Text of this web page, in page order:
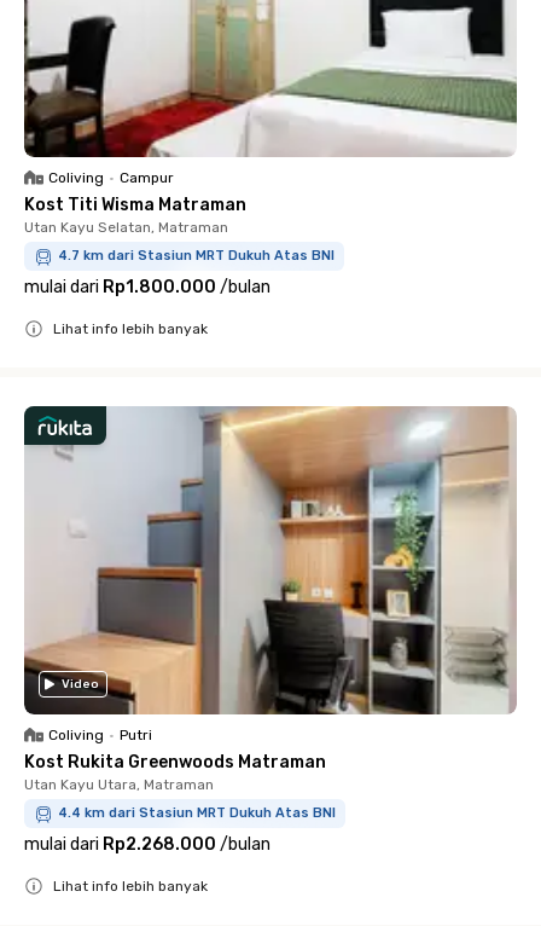
Coliving • Campur
Kost Titi Wisma Matraman
Utan Kayu Selatan, Matraman
4.7 km dari Stasiun MRT Dukuh Atas BNI
mulai dari Rp1.800.000 /bulan
Lihat info lebih banyak
Video
Coliving • Putri
Kost Rukita Greenwoods Matraman
Utan Kayu Utara, Matraman
4.4 km dari Stasiun MRT Dukuh Atas BNI
mulai dari Rp2.268.000 /bulan
Lihat info lebih banyak